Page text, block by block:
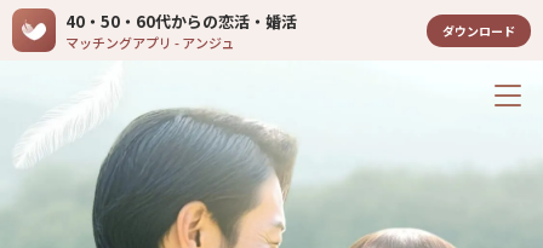
40・50・60代からの恋活・婚活
マッチングアプリ - アンジュ
ダウンロード